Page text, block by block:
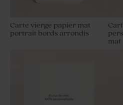
Carte vierge papier mat
portrait bords arrondis
mat